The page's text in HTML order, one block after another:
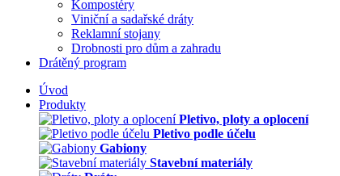
Kompostéry
Viniční a sadařské dráty
Reklamní stojany
Drobnosti pro dům a zahradu
Drátěný program
Úvod
Produkty
Pletivo, ploty a oplocení
Pletivo podle účelu
Gabiony
Stavební materiály